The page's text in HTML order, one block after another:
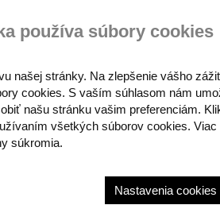
používa súbory cookies
našej stránky. Na zlepšenie vášho
cookies. S vaším súhlasom nám
našu stránku vašim preferenciám.
všetkých súborov cookies.
súkromia.
Nastavenia cookies